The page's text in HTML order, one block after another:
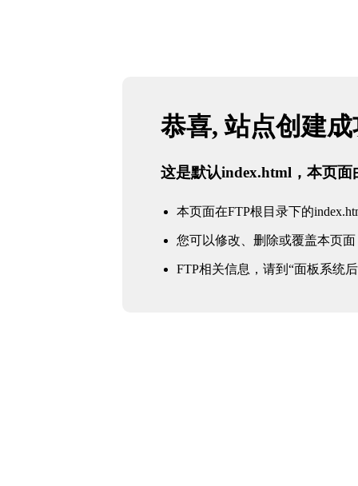
恭喜, 站点创建
这是默认index.html，本页面
本页面在FTP根目录下的
您可以修改、删除或覆盖本页面
FTP相关信息，请到“面板系统